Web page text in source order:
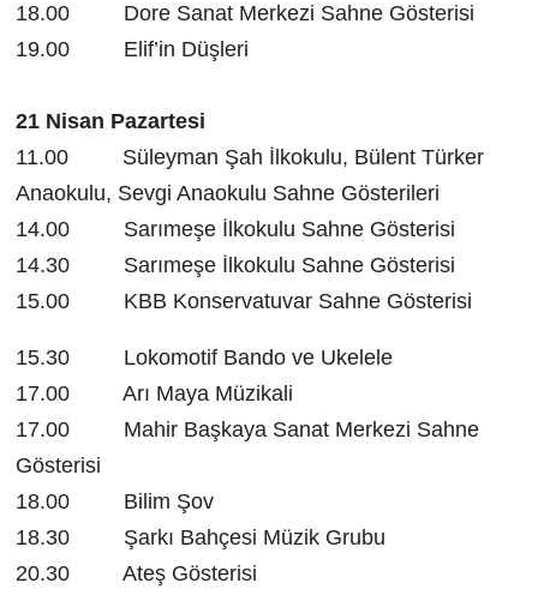
18.00 Dore Sanat Merkezi Sahne Gösterisi
19.00 Elif’in Düşleri
21 Nisan Pazartesi
11.00 Süleyman Şah İlkokulu, Bülent Türker
Anaokulu, Sevgi Anaokulu Sahne Gösterileri
14.00 Sarımeşe İlkokulu Sahne Gösterisi
14.30 Sarımeşe İlkokulu Sahne Gösterisi
15.00 KBB Konservatuvar Sahne Gösterisi
15.30 Lokomotif Bando ve Ukelele
17.00 Arı Maya Müzikali
17.00 Mahir Başkaya Sanat Merkezi Sahne
Gösterisi
18.00 Bilim Şov
18.30 Şarkı Bahçesi Müzik Grubu
20.30 Ateş Gösterisi